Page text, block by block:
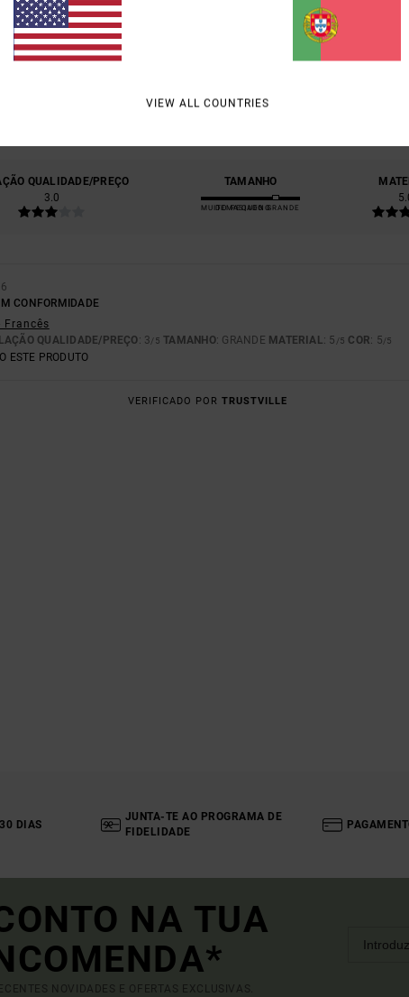
QUALIDADE/PREÇO
3.0
TAMANHO
MUITO PEQUENO
DEMASIADO GRANDE
CONFORMIDADE
QUALIDADE/PREÇO: 3/5 TAMANHO: GRANDE MATERIAL: 5 /5 COR: 5/5
ESTE PRODUTO
VERIFICADO POR TRUSTVILLE
DIAS
JUNTA-TE AO PROGRAMA DE
FIDELIDADE
NA TUA
NOVIDADES E OFERTAS EXCLUSIVAS.
VIEW ALL COUNTRIES